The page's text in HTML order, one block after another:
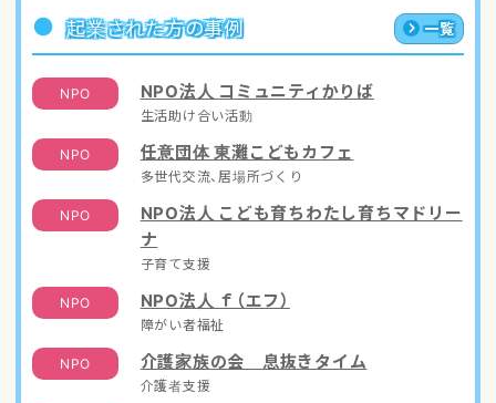
起業された方の事例 一覧
NPO NPO法人 コミュニティかりば
生活助け合い活動
NPO
任意団体 東灘こどもカフェ
多世代交流、居場所づくり
NPO
NPO法人 こども育ちわたし育ちマドリー
ナ
子育て支援
NPO
NPO法人 ｆ（エフ）
障がい者福祉
NPO
介護家族の会 息抜きタイム
介護者支援